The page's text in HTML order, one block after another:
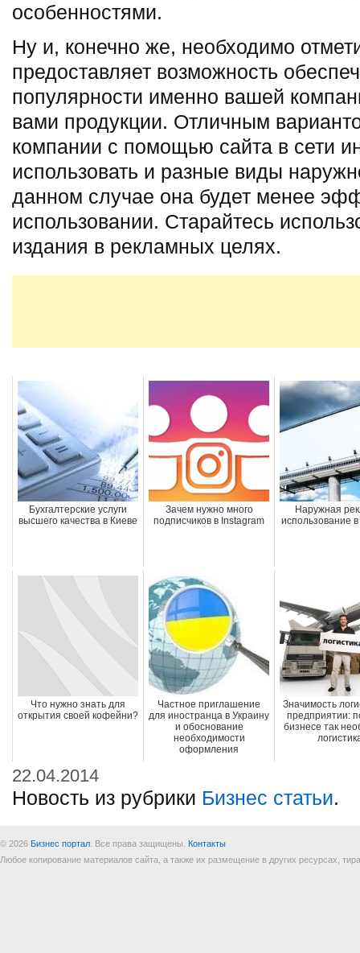
особенностями.
Ну и, конечно же, необходимо
предоставляет возможность
популярности именно вашей
вами продукции. Отличным
компании с помощью сайта в сети
использовать и разные виды
данном случае она будет менее
использовании. Старайтесь
издания в рекламных целях.
Бухгалтерские услуги
высшего качества в Киеве
Зачем нужно много
подписчиков в Instagram
Наружная
использование
Что нужно знать для
открытия своей кофейни?
Частное приглашение
для иностранца в Украину
и обоснование
необходимости
оформления
Значимость
предприятии:
бизнесе так
22.04.2014
Новость из рубрики Бизнес статьи.
© 2026 Бизнес портал . Все права защищены. Контакты
Любое копирование материалов сайта, а также их размещение в других ресурсах,